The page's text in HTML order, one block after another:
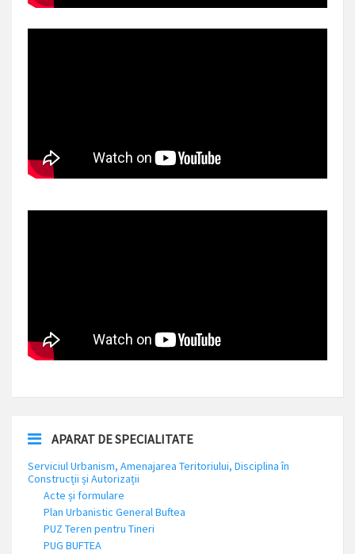
APARAT DE SPECIALITATE
Serviciul Urbanism, Amenajarea Teritoriului, Disciplina în
Construcții și Autorizații
Acte și formulare
Plan Urbanistic General Buftea
PUZ Teren pentru Tineri
PUG BUFTEA